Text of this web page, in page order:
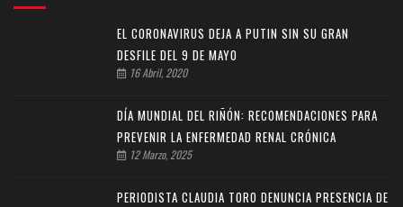
EL CORONAVIRUS DEJA A PUTIN SIN SU GRAN
DESFILE DEL 9 DE MAYO
16 Abril, 2020
DÍA MUNDIAL DEL RIÑÓN: RECOMENDACIONES PARA
PREVENIR LA ENFERMEDAD RENAL CRÓNICA
12 Marzo, 2025
PERIODISTA CLAUDIA TORO DENUNCIA PRESENCIA DE